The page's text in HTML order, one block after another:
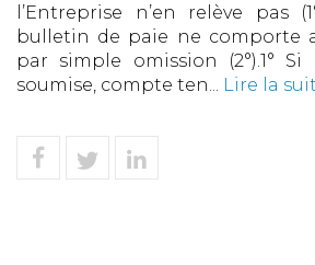
l’Entreprise n’en relève pas
bulletin de paie ne comporte
par simple omission (2°).1° Si
soumise, compte ten... Lire la